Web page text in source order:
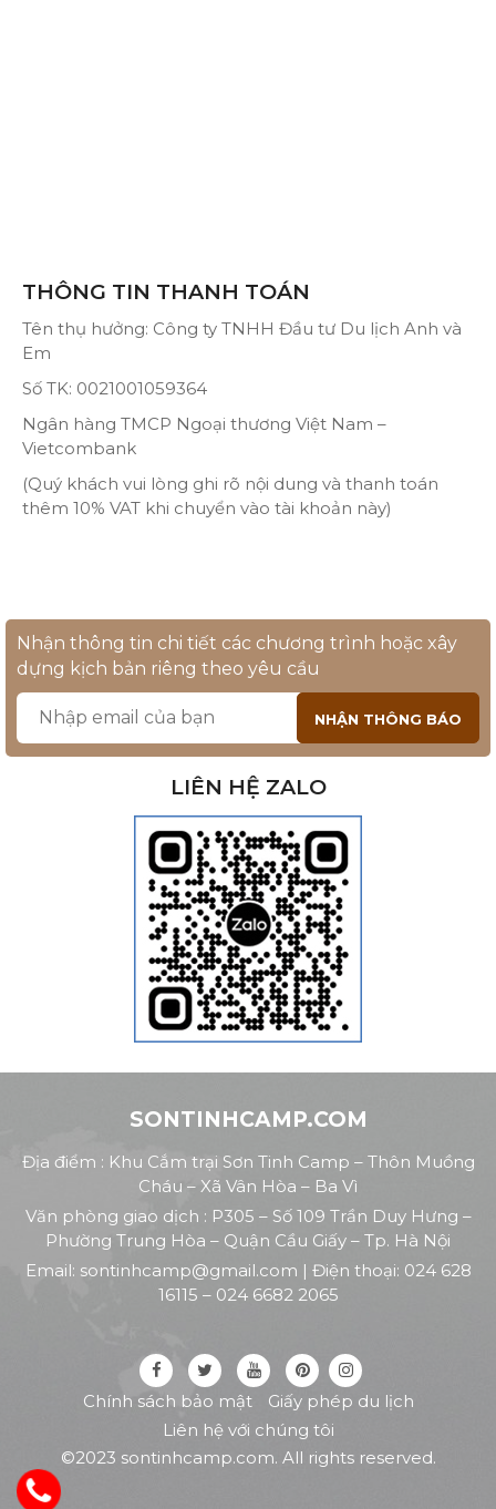
THÔNG TIN THANH TOÁN
Tên thụ hưởng: Công ty TNHH Đầu tư Du lịch Anh và
Em
Số TK: 0021001059364
Ngân hàng TMCP Ngoại thương Việt Nam –
Vietcombank
(Quý khách vui lòng ghi rõ nội dung và thanh toán
thêm 10% VAT khi chuyển vào tài khoản này)
Nhận thông tin chi tiết các chương trình hoặc xây
dựng kịch bản riêng theo yêu cầu
LIÊN HỆ ZALO
SONTINHCAMP.COM
Địa điểm : Khu Cắm trại Sơn Tinh Camp – Thôn Muồng
Cháu – Xã Vân Hòa – Ba Vì
Văn phòng giao dịch : P305 – Số 109 Trần Duy Hưng –
Phường Trung Hòa – Quận Cầu Giấy – Tp. Hà Nội
Email: sontinhcamp@gmail.com | Điện thoại: 024 628
16115 – 024 6682 2065
Chính sách bảo mật
Giấy phép du lịch
Liên hệ với chúng tôi
©2023 sontinhcamp.com. All rights reserved.